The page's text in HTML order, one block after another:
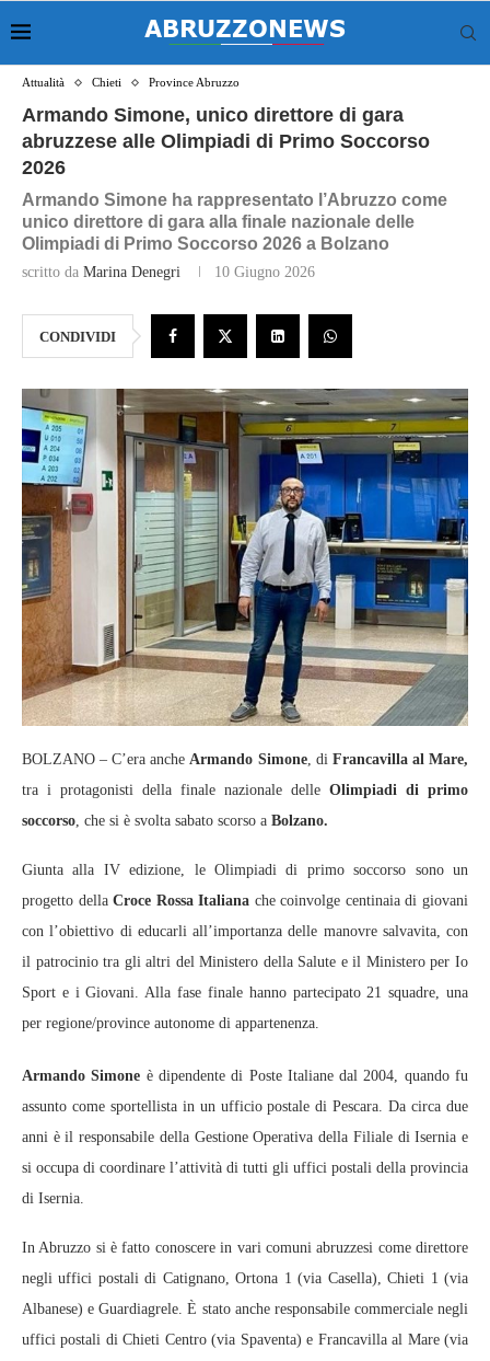
Attualità Chieti Province Abruzzo
Armando Simone, unico direttore di gara
abruzzese alle Olimpiadi di Primo Soccorso
2026
Armando Simone ha rappresentato l’Abruzzo come
unico direttore di gara alla finale nazionale delle
Olimpiadi di Primo Soccorso 2026 a Bolzano
scritto da Marina Denegri 10 Giugno 2026
CONDIVIDI
BOLZANO – C’era anche Armando Simone, di Francavilla al Mare,
tra i protagonisti della finale nazionale delle Olimpiadi di primo
soccorso , che si è svolta sabato scorso a Bolzano.
Giunta alla IV edizione, le Olimpiadi di primo soccorso sono un
progetto dellaCroce Rossa Italiana che coinvolge centinaia di giovani
con l’obiettivo di educarli all’importanza delle manovre salvavita, con
il patrocinio tra gli altri del Ministero della Salute e il Ministero per Io
Sport e i Giovani. Alla fase finale hanno partecipato 21 squadre, una
per regione/province autonome di appartenenza.
Armando Simone è dipendente di Poste Italiane dal 2004, quando fu
assunto come sportellista in un ufficio postale di Pescara. Da circa due
anni è il responsabile della Gestione Operativa della Filiale di Isernia e
si occupa di coordinare l’attività di tutti gli uffici postali della provincia
di Isernia.
In Abruzzo si è fatto conoscere in vari comuni abruzzesi come direttore
negli uffici postali di Catignano, Ortona 1 (via Casella), Chieti 1 (via
Albanese) e Guardiagrele. È stato anche responsabile commerciale negli
uffici postali di Chieti Centro (via Spaventa) e Francavilla al Mare (via